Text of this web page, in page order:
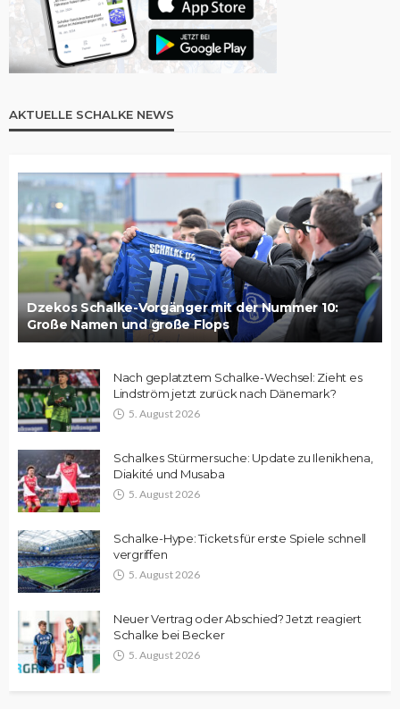
AKTUELLE SCHALKE NEWS
Dzekos Schalke-Vorgänger mit der Nummer 10:
Große Namen und große Flops
Nach geplatztem Schalke-Wechsel: Zieht es
Lindström jetzt zurück nach Dänemark?
5. August 2026
Schalkes Stürmersuche: Update zu Ilenikhena,
Diakité und Musaba
5. August 2026
Schalke-Hype: Tickets für erste Spiele schnell
vergriffen
5. August 2026
Neuer Vertrag oder Abschied? Jetzt reagiert
Schalke bei Becker
5. August 2026